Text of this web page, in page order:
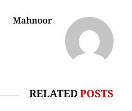
Mahnoor
RELATEDPOSTS